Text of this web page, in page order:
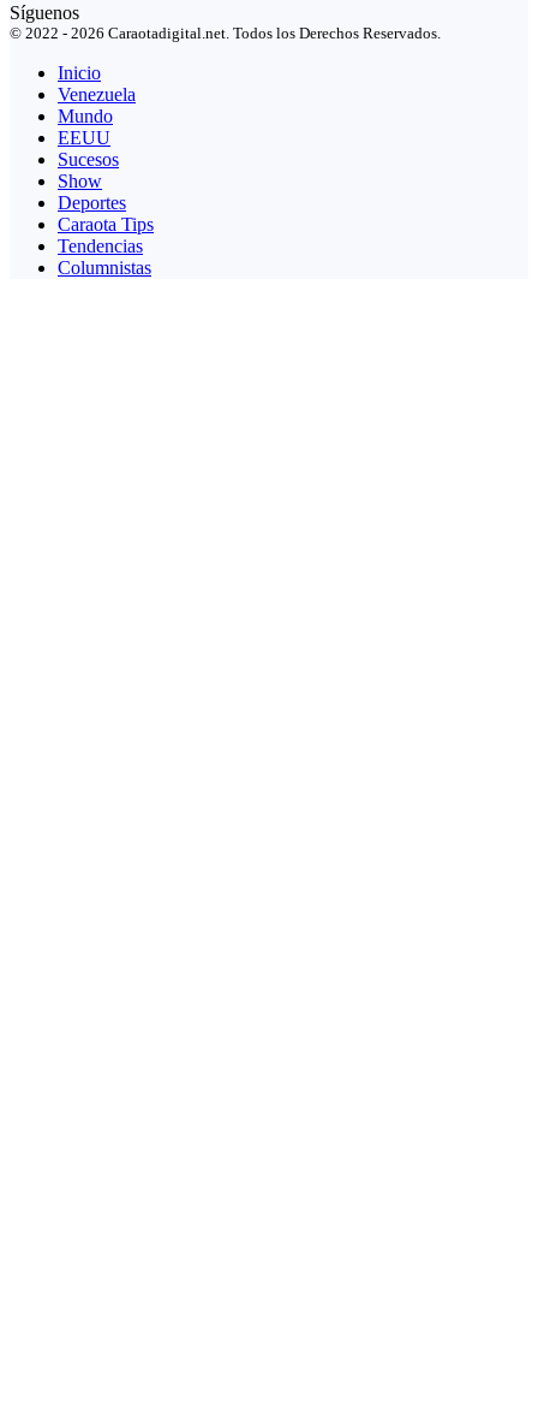
Síguenos
© 2022 - 2026 Caraotadigital.net. Todos los Derechos Reservados.
Inicio
Venezuela
Mundo
EEUU
Sucesos
Show
Deportes
Caraota Tips
Tendencias
Columnistas